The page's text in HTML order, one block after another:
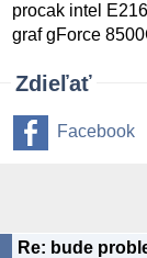
procak intel
graf gForce
Zdieľať
Facebook
Re: bude